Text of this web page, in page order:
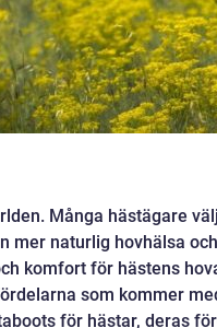
Många hästägare
mer naturlig hovhälsa
komfort för hästens
som kommer
för hästar, deras